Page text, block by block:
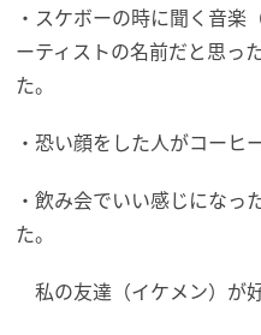
・スケボーの時に聞く音楽
ーティストの名前だと思っ
た。
・恐い顔をした人がコーヒ
・飲み会でいい感じになっ
た。
私の友達（イケメン）が